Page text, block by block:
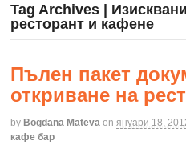
Tag Archives |
ресторант и кафене
Пълен пакет
откриване на
by Bogdana Mateva on януари 18,
кафе бар